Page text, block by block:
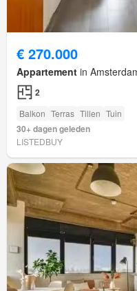
€ 270.000
Appartement in
2
Balkon Terras Tillen Tuin
30+ dagen geleden
LISTEDBUY